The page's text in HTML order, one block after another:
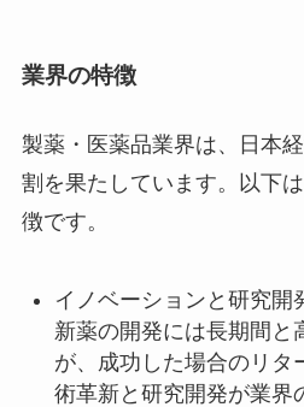
業界の特徴
製薬・医薬品業界は、日本
割を果たしています。以下
徴です。
イノベーションと研究開
新薬の開発には長期間と
が、成功した場合のリタ
術革新と研究開発が業界